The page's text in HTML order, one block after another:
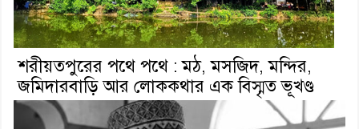
শরীয়তপুরের পথে পথে : মঠ, মসজিদ, মন্দির,
জমিদারবাড়ি আর লোককথার এক বিস্মৃত ভূখণ্ড